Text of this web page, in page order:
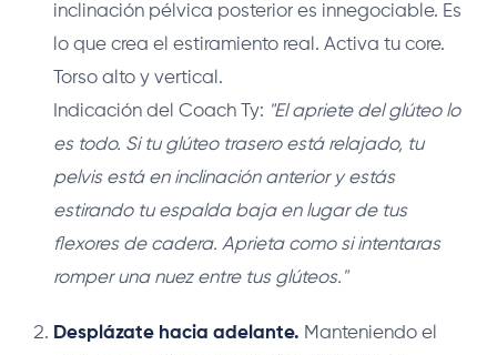
inclinación pélvica posterior es innegociable. Es
lo que crea el estiramiento real. Activa tu core.
Torso alto y vertical.
Indicación del Coach Ty: "El apriete del glúteo lo
es todo. Si tu glúteo trasero está relajado, tu
pelvis está en inclinación anterior y estás
estirando tu espalda baja en lugar de tus
flexores de cadera. Aprieta como si intentaras
romper una nuez entre tus glúteos."
Desplázate hacia adelante. Manteniendo el